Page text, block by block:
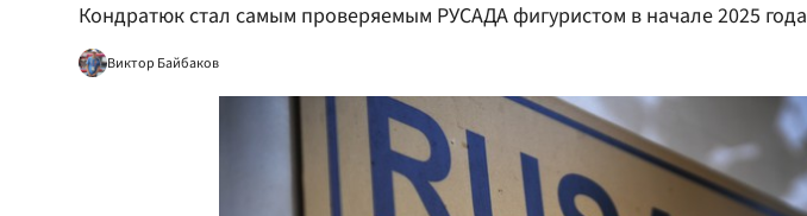
Кондратюк стал самым проверяемым РУСАДА фигуристом в начале 2025 года
Виктор Байбаков